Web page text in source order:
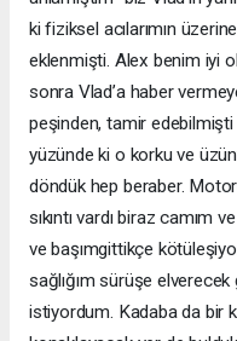
ki fiziksel acılarımın
eklenmişti. Alex benim iyi
sonra Vlad’a haber
peşinden, tamir
yüzünde ki o korku ve
döndük hep beraber.
sıkıntı vardı biraz camım
ve başımgittikçe
sağlığım sürüşe
istiyordum. Kadaba da bir